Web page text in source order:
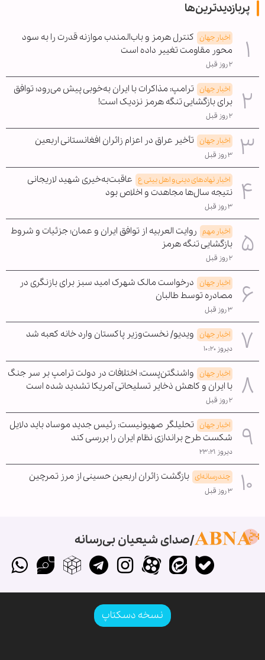
پربازدیدترین‌ها
اخبار جهان کنترل هرمز و باب‌المندب موازنه قدرت را به سود
محور مقاومت تغییر داده است
۲ روز قبل
اخبار جهان ترامپ: مذاکرات با ایران به‌خوبی پیش می‌رود؛ توافق
برای بازگشایی تنگه هرمز نزدیک است!
۲ روز قبل
اخبار جهان تأخیر عراق در اعزام زائران افغانستانی اربعین
۳ روز قبل
اخبار نهادهای دینی و اهل بیتی ع عاقبت‌به‌خیری شهید لاریجانی
نتیجه سال‌ها مجاهدت و اخلاص بود
۳ روز قبل
اخبار مهم روایت العربیه از توافق ایران و عمان؛ جزئیات و شروط
بازگشایی تنگه هرمز
۲ روز قبل
اخبار جهان درخواست مالک شهرک امید سبز برای بازنگری در
مصادره توسط طالبان
۳ روز قبل
اخبار جهان ویدیو/ نخست‌وزیر پاکستان وارد خانه کعبه شد
دیروز ۱۰:۲۰
اخبار جهان واشنگتن‌پست: اختلافات در دولت ترامپ بر سر جنگ
با ایران و کاهش ذخایر تسلیحاتی آمریکا تشدید شده است
۲ روز قبل
اخبار جهان تحلیلگر صهیونیست: رئیس جدید موساد باید دلایل
شکست طرح براندازی نظام ایران را بررسی کند
دیروز ۲۳:۲۱
چندرسانه‌ای بازگشت زائران اربعین حسینی از مرز تمرچین
۳ روز قبل
صدای شیعیان بی‌رسانه
نسخه دسکتاپ